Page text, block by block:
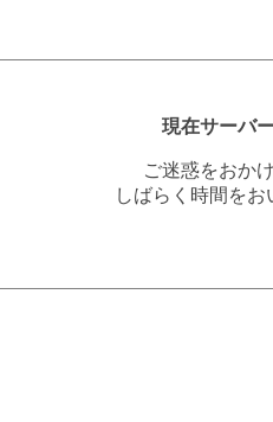
現在サーバ
ご迷惑をおか
しばらく時間を